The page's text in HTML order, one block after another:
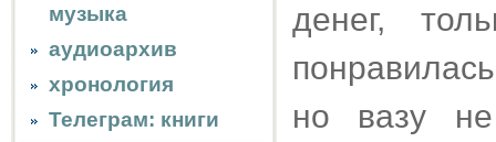
музыка
аудиоархив
хронология
Телеграм: книги
денег,
но вазу